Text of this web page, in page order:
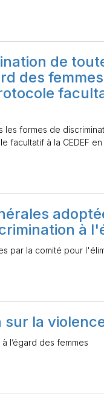
de
des
les formes de
facultatif à la CEDEF
à
par la comité pour
la
l’égard des femmes